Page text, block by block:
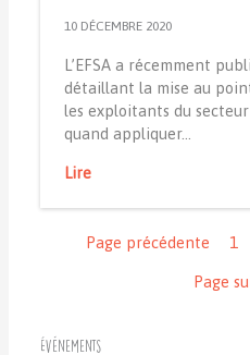
10 DÉCEMBRE 2020
L’EFSA a récemment
détaillant la mise au
les exploitants du
quand appliquer…
Lire
Page précédente
1
Page
Événements